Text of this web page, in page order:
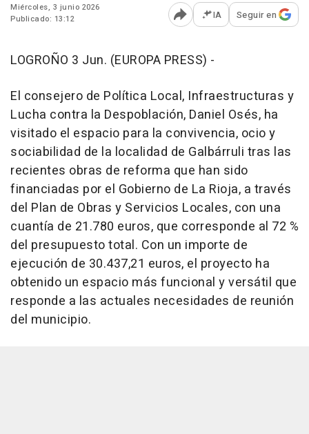
Miércoles, 3 junio 2026
Publicado: 13:12
Abrir opciones para
IA Seguir en
LOGROÑO 3 Jun. (EUROPA PRESS) -
El consejero de Política Local, Infraestructuras y
Lucha contra la Despoblación, Daniel Osés, ha
visitado el espacio para la convivencia, ocio y
sociabilidad de la localidad de Galbárruli tras las
recientes obras de reforma que han sido
financiadas por el Gobierno de La Rioja, a través
del Plan de Obras y Servicios Locales, con una
cuantía de 21.780 euros, que corresponde al 72 %
del presupuesto total. Con un importe de
ejecución de 30.437,21 euros, el proyecto ha
obtenido un espacio más funcional y versátil que
responde a las actuales necesidades de reunión
del municipio.